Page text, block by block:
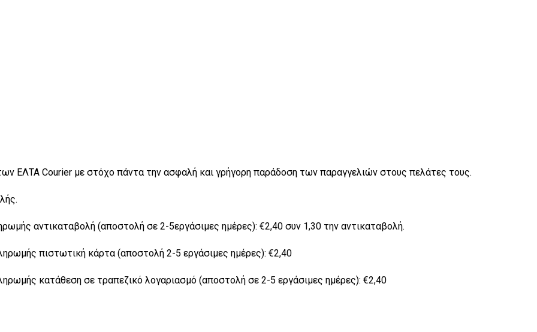
ΕΛΤΑ Courier με στόχο πάντα την ασφαλή και γρήγορη παράδοση των παραγγελιών στους πελάτες τους.
αντικαταβολή (αποστολή σε 2-5εργάσιμες ημέρες): €2,40 συν 1,30 την αντικαταβολή.
πιστωτική κάρτα (αποστολή 2-5 εργάσιμες ημέρες): €2,40
κατάθεση σε τραπεζικό λογαριασμό (αποστολή σε 2-5 εργάσιμες ημέρες): €2,40